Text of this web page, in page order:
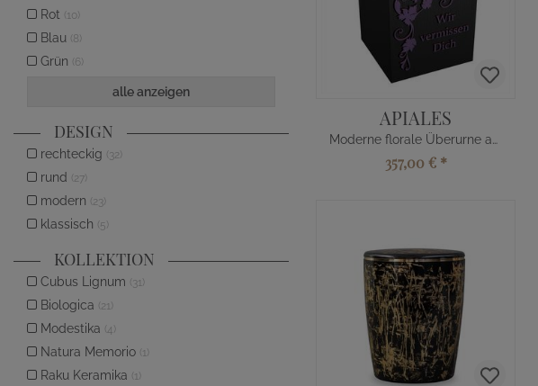
APIALES
Moderne florale Überurne aus Eichenholz
357,00 € *
Rot (10)
Blau (8)
Grün (6)
alle anzeigen
DESIGN
rechteckig (32)
rund (27)
modern (23)
klassisch (5)
KOLLEKTION
Cubus Lignum (31)
Biologica (21)
Modestika (4)
Natura Memorio (1)
Raku Keramika (1)